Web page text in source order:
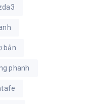
bản
phanh